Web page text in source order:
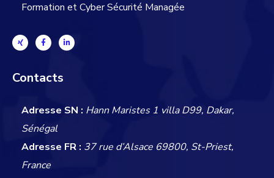
Formation et Cyber Sécurité Managée
Contacts
Adresse SN : Hann Maristes 1 villa D99, Dakar,
Sénégal
Adresse FR : 37 rue d’Alsace 69800, St-Priest,
France